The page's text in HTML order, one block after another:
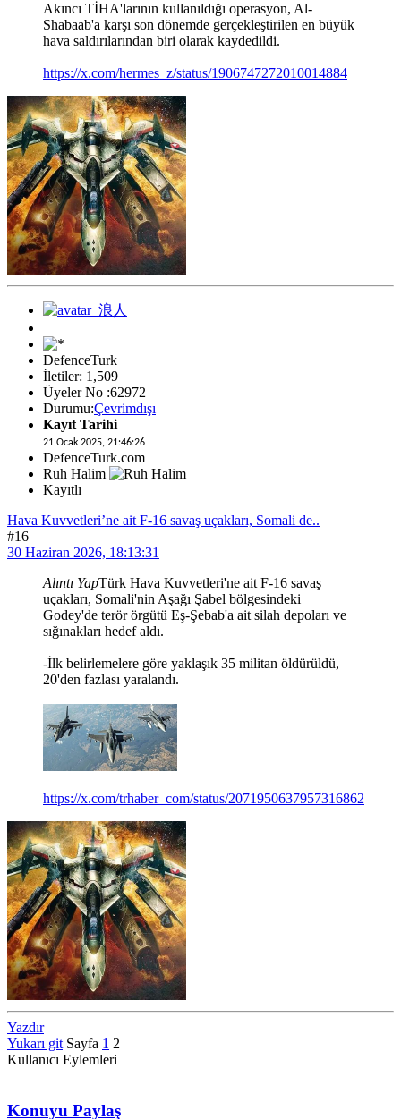
Akıncı TİHA'larının kullanıldığı operasyon, Al-
Shabaab'a karşı son dönemde gerçekleştirilen en büyük
hava saldırılarından biri olarak kaydedildi.
https://x.com/hermes_z/status/1906747272010014884
DefenceTurk
İletiler: 1,509
Üyeler No :62972
Durumu:Çevrimdışı
Kayıt Tarihi
21 Ocak 2025, 21:46:26
DefenceTurk.com
Ruh Halim
Kayıtlı
Hava Kuvvetleri’ne ait F‑16 savaş uçakları, Somali de..
#16
30 Haziran 2026, 18:13:31
Alıntı YapTürk Hava Kuvvetleri'ne ait F‑16 savaş
uçakları, Somali'nin Aşağı Şabel bölgesindeki
Godey'de terör örgütü Eş‑Şebab'a ait silah depoları ve
sığınakları hedef aldı.
-İlk belirlemelere göre yaklaşık 35 militan öldürüldü,
20'den fazlası yaralandı.
https://x.com/trhaber_com/status/2071950637957316862
Yazdır
Yukarı git Sayfa 1 2
Kullanıcı Eylemleri
Konuyu Paylaş